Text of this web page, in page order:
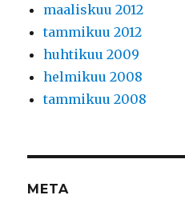
maaliskuu 2012
tammikuu 2012
huhtikuu 2009
helmikuu 2008
tammikuu 2008
META